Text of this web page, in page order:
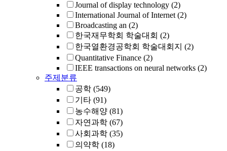
Journal of display technology (2)
International Journal of Internet (2)
Broadcasting an (2)
한국재무학회 학술대회 (2)
한국열환경공학회 학술대회지 (2)
Quantitative Finance (2)
IEEE transactions on neural networks (2)
주제분류
공학 (549)
기타 (91)
농수해양 (81)
자연과학 (67)
사회과학 (35)
의약학 (18)